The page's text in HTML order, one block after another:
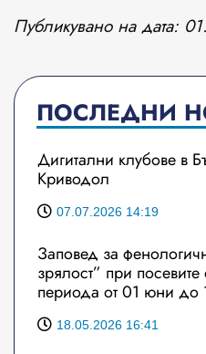
Публикувано на дата:
ПОСЛЕДНИ
Дигитални клубове в
Криводол
07.07.2026 14:19
Заповед за
зрялост” при
периода от 01 юни до
18.05.2026 16:41